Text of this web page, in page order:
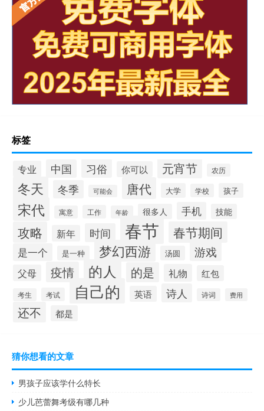
标签
专业 中国 习俗 你可以 元宵节 农历
冬天 冬季 可能会 唐代 大学 学校 孩子
宋代 寓意 工作 年龄 很多人 手机 技能
攻略 新年 时间 春节 春节期间
是一个 是一种 梦幻西游 汤圆 游戏
父母 疫情 的人 的是 礼物 红包
考生 考试 自己的 英语 诗人 诗词 费用
还不 都是
猜你想看的文章
男孩子应该学什么特长
少儿芭蕾舞考级有哪几种